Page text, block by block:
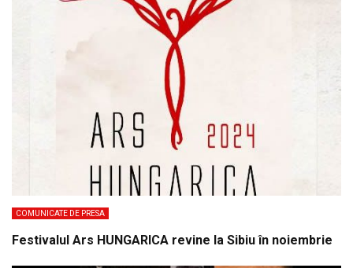
COMUNICATE DE PRESA
Festivalul Ars HUNGARICA revine la Sibiu în noiembrie